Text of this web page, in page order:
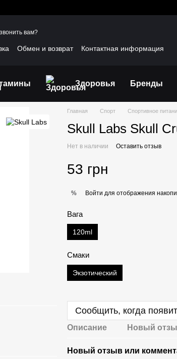
вам?
Обмен и возврат
Контактная информация
Здоровья Бренды
Главная Спорт Спортивное
Skull Labs Skull
Нет в наличии Оставить отзыв
53 грн
% Войти для отображения
Вага
120ml
Смаки
Экзотический
Сообщить, когда
Описание Новый
Новый отзыв или